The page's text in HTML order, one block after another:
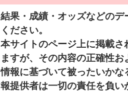
結果・成績・オッズなどの
ください。
本サイトのページ上に掲載さ
ますが、その内容の正確性
情報に基づいて被ったいか
報提供者は一切の責任を負い